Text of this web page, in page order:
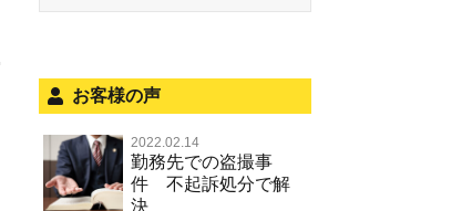
不正競争防止法
風営法・風適法違反
文書偽造・偽造文書行使
被害届・告訴・告発の不安や悩み
員逮捕，予防法務等）
お客様の声
2022.02.14
勤務先での盗撮事
件 不起訴処分で解
決